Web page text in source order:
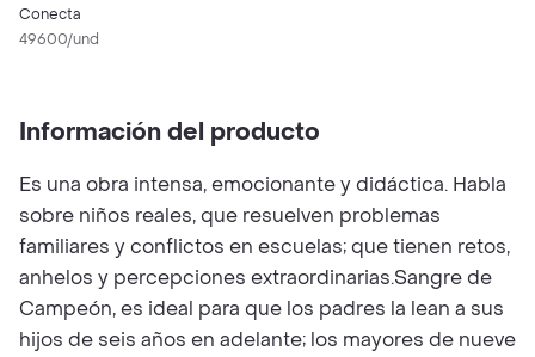
Conecta
49600/und
Información del producto
Es una obra intensa, emocionante y didáctica. Habla
sobre niños reales, que resuelven problemas
familiares y conflictos en escuelas; que tienen retos,
anhelos y percepciones extraordinarias.Sangre de
Campeón, es ideal para que los padres la lean a sus
hijos de seis años en adelante; los mayores de nueve